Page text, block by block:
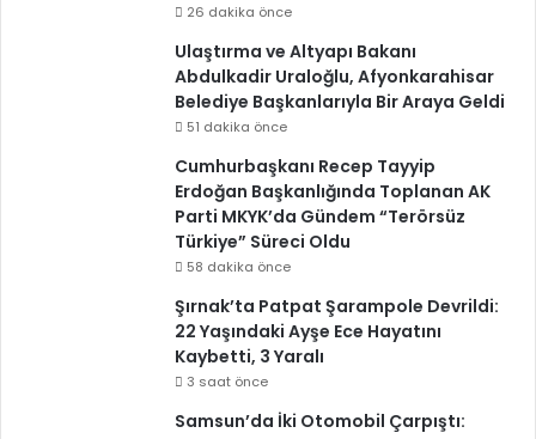
26 dakika önce
Ulaştırma ve Altyapı Bakanı
Abdulkadir Uraloğlu, Afyonkarahisar
Belediye Başkanlarıyla Bir Araya Geldi
51 dakika önce
Cumhurbaşkanı Recep Tayyip
Erdoğan Başkanlığında Toplanan AK
Parti MKYK’da Gündem “Terörsüz
Türkiye” Süreci Oldu
58 dakika önce
Şırnak’ta Patpat Şarampole Devrildi:
22 Yaşındaki Ayşe Ece Hayatını
Kaybetti, 3 Yaralı
3 saat önce
Samsun’da İki Otomobil Çarpıştı: